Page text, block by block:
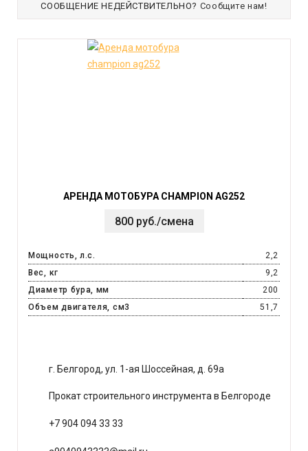
СООБЩЕНИЕ НЕДЕЙСТВИТЕЛЬНО? Сообщите нам!
АРЕНДА МОТОБУРА CHAMPION AG252
800 руб./смена
Мощность, л.с.
2,2
Вес, кг
9,2
Диаметр бура, мм
200
Объем двигателя, см3
51,7
г. Белгород, ул. 1-ая Шоссейная, д. 69а
Прокат строительного инструмента в Белгороде
+7 904 094 33 33